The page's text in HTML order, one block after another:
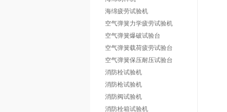
海绵疲劳试验机
空气弹簧力学疲劳试验机
空气弹簧爆破试验台
空气弹簧载荷疲劳试验台
空气弹簧保压耐压试验台
消防栓试验机
消防枪试验机
消防阀试验机
消防栓箱试验机